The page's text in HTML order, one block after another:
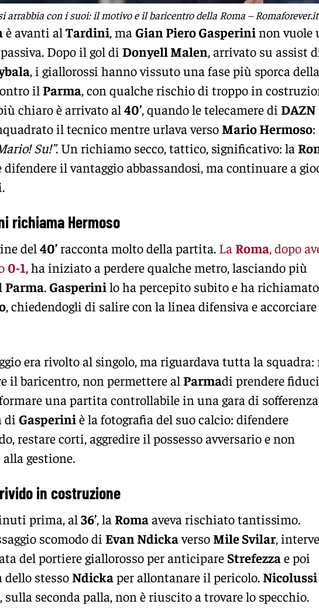
arrabbia con i suoi: il motivo e il baricentro della Roma – Romaforever.it
è avanti al Tardini, ma Gian Piero Gasperininon vuole
Dopo il gol di Donyell Malen, arrivato su assist
, i giallorossi hanno vissuto una fase più sporca della
il Parma, con qualche rischio di troppo in
chiaro è arrivato al 40’, quando le telecamere di DAZN
il tecnico mentre urlava verso Mario Hermoso:
Su!”. Un richiamo secco, tattico, significativo: la
difendere il vantaggio abbassandosi, ma continuare a
richiama Hermoso
del 40’racconta molto della partita. La Roma, dopo
0-1, ha iniziato a perdere qualche metro, lasciando più
Parma.Gasperinilo ha percepito subito e ha richiamato
, chiedendogli di salire con la linea difensiva e
era rivolto al singolo, ma riguardava tutta la squadra:
il baricentro, non permettere al Parmadi prendere
una partita controllabile in una gara di
di Gasperiniè la fotografia del suo calcio: difendere
restare corti, aggredire il possesso avversario e non
gestione.
in costruzione
prima, al 36’, la Romaaveva rischiato tantissimo.
scomodo di Evan Ndickaverso Mile Svilar,
del portiere giallorosso per anticipare Strefezzae poi
stesso Ndickaper allontanare il pericolo. Nicolussi
, sulla seconda palla, non è riuscito a trovare lo specchio.